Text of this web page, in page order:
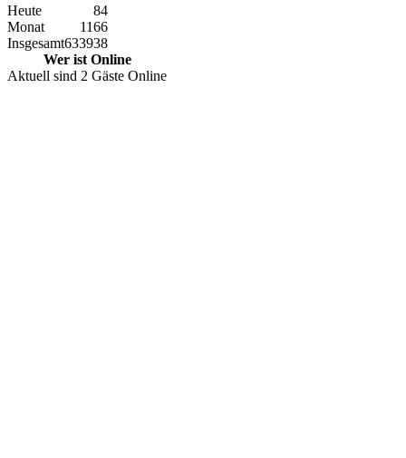
Heute
84
Monat
1166
Insgesamt633938
Wer ist Online
Aktuell sind 2 Gäste Online